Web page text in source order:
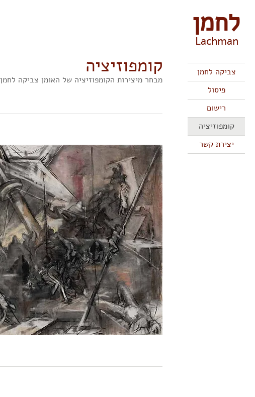
צביקה לחמן
פיסול
רישום
קומפוזיציה
יצירת קשר
לחמן
Lachman
מבחר מיצירות הקומפוזיציה של האומן צביקה לחמן
קומפוזיציה